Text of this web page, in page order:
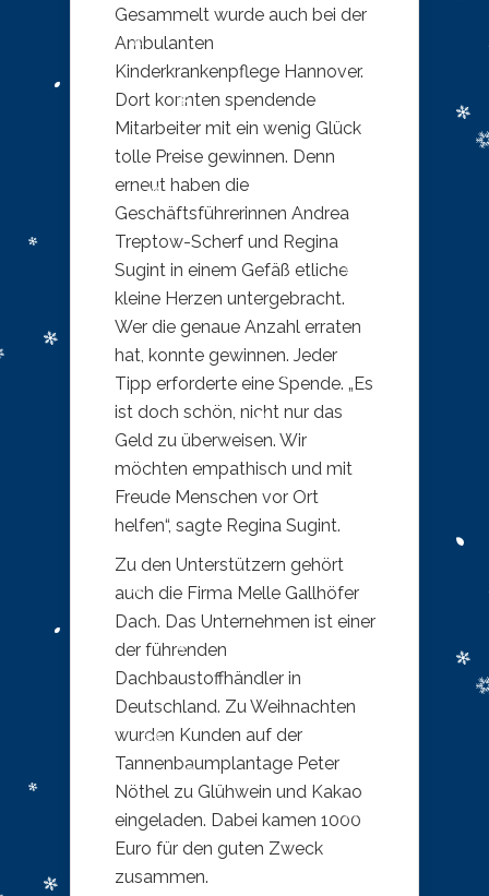
Gesammelt wurde auch bei der
Ambulanten
Kinderkrankenpflege Hannover.
Dort konnten spendende
Mitarbeiter mit ein wenig Glück
tolle Preise gewinnen. Denn
erneut haben die
Geschäftsführerinnen Andrea
Treptow-Scherf und Regina
Sugint in einem Gefäß etliche
kleine Herzen untergebracht.
Wer die genaue Anzahl erraten
hat, konnte gewinnen. Jeder
Tipp erforderte eine Spende. „Es
ist doch schön, nicht nur das
Geld zu überweisen. Wir
möchten empathisch und mit
Freude Menschen vor Ort
helfen“, sagte Regina Sugint.
Zu den Unterstützern gehört
auch die Firma Melle Gallhöfer
Dach. Das Unternehmen ist einer
der führenden
Dachbaustoffhändler in
Deutschland. Zu Weihnachten
wurden Kunden auf der
Tannenbaumplantage Peter
Nöthel zu Glühwein und Kakao
eingeladen. Dabei kamen 1000
Euro für den guten Zweck
zusammen.